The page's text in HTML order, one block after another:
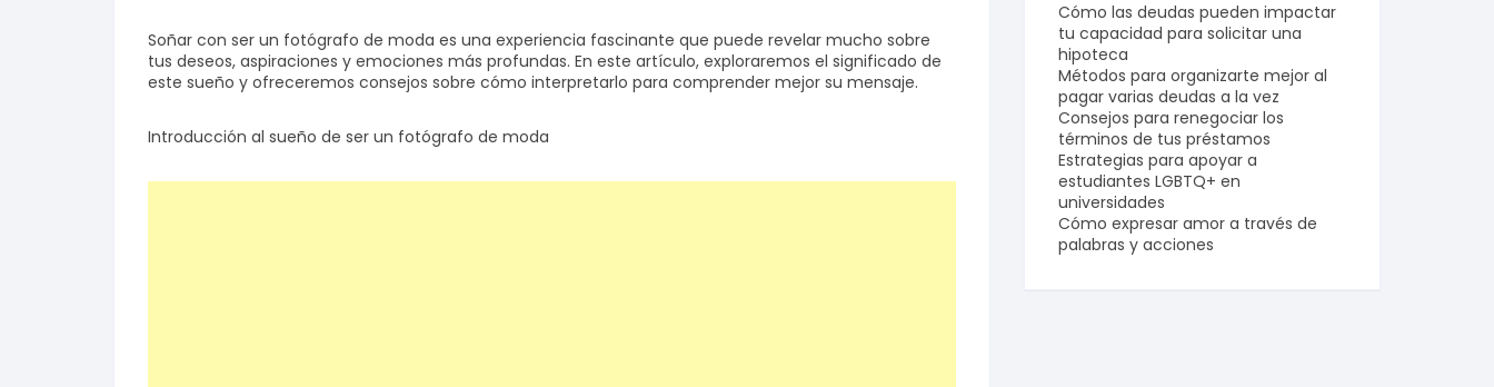
Tecnologia
Soñar con ser un fotógrafo de moda es una experiencia fascinante que puede revelar mucho sobre
tus deseos, aspiraciones y emociones más profundas. En este artículo, exploraremos el significado de
este sueño y ofreceremos consejos sobre cómo interpretarlo para comprender mejor su mensaje.
Introducción al sueño de ser un fotógrafo de moda
Cómo las deudas pueden impactar
tu capacidad para solicitar una
hipoteca
Métodos para organizarte mejor al
pagar varias deudas a la vez
Consejos para renegociar los
términos de tus préstamos
Estrategias para apoyar a
estudiantes LGBTQ+ en
universidades
Cómo expresar amor a través de
palabras y acciones